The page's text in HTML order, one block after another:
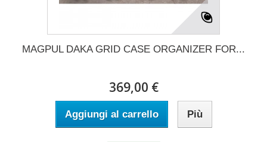
MAGPUL DAKA GRID CASE ORGANIZER FOR...
369,00 €
Aggiungi al carrello Più